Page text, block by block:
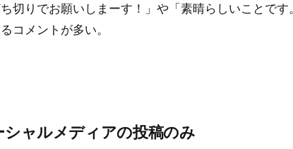
切りでお願いしまーす！」や「素晴らしいことです
コメントが多い。
シャルメディアの投稿のみ